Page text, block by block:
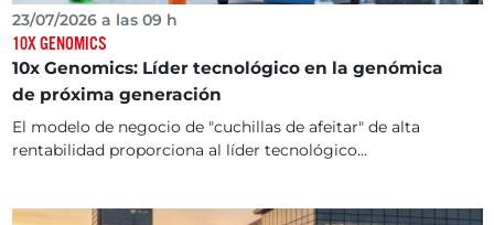
23/07/2026 a las 09 h
10X GENOMICS
10x Genomics: Líder tecnológico en la genómica
de próxima generación
El modelo de negocio de "cuchillas de afeitar" de alta
rentabilidad proporciona al líder tecnológico...